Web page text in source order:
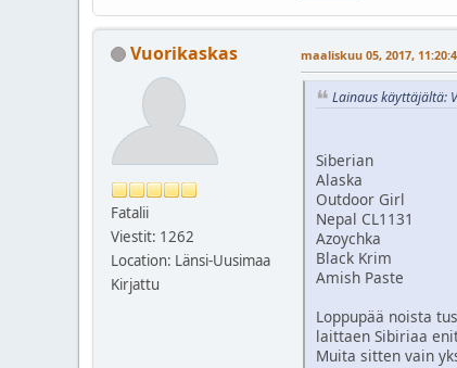
Vuorikaskas
Fatalii
Viestit: 1262
Location: Länsi-Uusimaa
Kirjattu
maaliskuu 05, 2017,
Lainaus käyttäjältä:
Siberian
Alaska
Outdoor Girl
Nepal CL1131
Azoychka
Black Krim
Amish Paste
Loppupää noista
laittaen Sibiriaa
Muita sitten vain